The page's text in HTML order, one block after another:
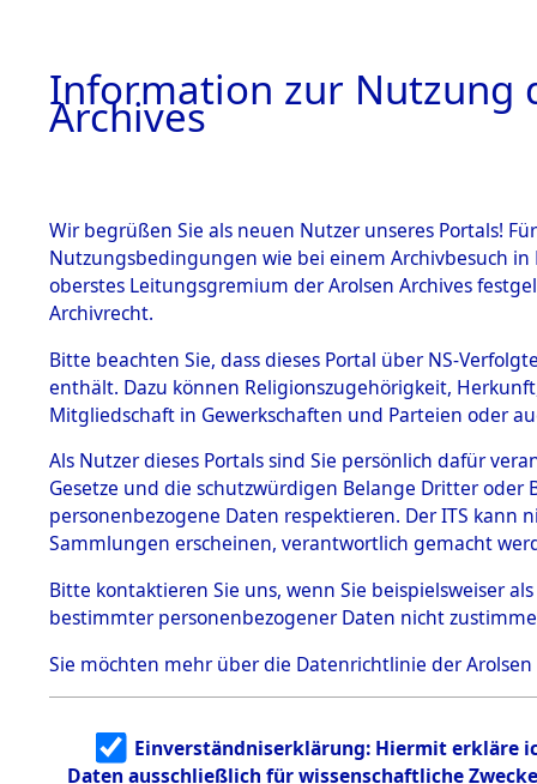
BESTÄNDE
1.
mente
5. Verschiedenes
5.3
Todesmärsche
5.3.1 Alliierte
Erhebungen
zu
Todesmärsch
en
5.3.2
Identifizierun
g
auf dem
zur
Roding,
zwischen
km)
Leben
Information zur Nutzung
Archives
Wir begrüßen Sie als neuen Nutzer unseres Portals!
Nutzungsbedingungen wie bei einem Archivbesuch
oberstes Leitungsgremium der Arolsen Archives
Archivrecht.
Bitte beachten Sie, dass dieses Portal über NS-
enthält. Dazu können Religionszugehörigkeit,
Mitgliedschaft in Gewerkschaften und Parteien oder
Als Nutzer dieses Portals sind Sie persönlich dafür
Gesetze und die schutzwürdigen Belange Dritter
personenbezogene Daten respektieren. Der ITS
Sammlungen erscheinen, verantwortlich gemacht
Bitte kontaktieren Sie uns, wenn Sie beispielsweiser
bestimmter personenbezogener Daten nicht
Sie möchten mehr über die Datenrichtlinie der Arolsen
Einverständniserklärung: Hiermit erkläre
Daten ausschließlich für wissenschaftliche